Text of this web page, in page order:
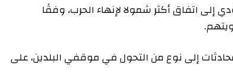
اتفاق أكثر شمولا لإنهاء الحرب، وفقًا
إلى نوع من التحول في موقفي البلدين، على